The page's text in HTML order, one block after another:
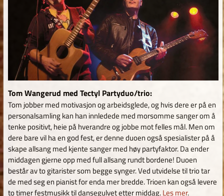
Tom Wangerud med Tectyl Partyduo/trio:
Tom jobber med motivasjon og arbeidsglede, og hvis dere er på en
personalsamling kan han innledede med morsomme sanger om å
tenke positivt, heie på hverandre og jobbe mot felles mål. Men om
dere bare vil ha en god fest, er denne duoen også spesialister på å
skape allsang med kjente sanger med høy partyfaktor. Da ender
middagen gjerne opp med full allsang rundt bordene! Duoen
består av to gitarister som begge synger. Ved utvidelse til trio tar
de med seg en pianist for enda mer bredde. Trioen kan også levere
to timer festmusikk til dansegulvet etter middag.Les mer.